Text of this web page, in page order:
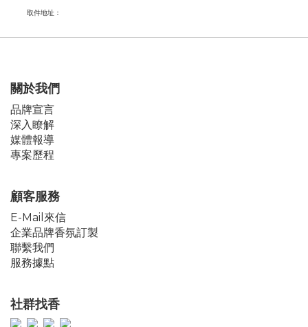
取件地址：
關於我們
品牌宣言
深入瞭解
媒體報導
專案歷程
顧客服務
E-Mail來信
企業品牌香氛訂製
聯繫我們
服務據點
社群找香